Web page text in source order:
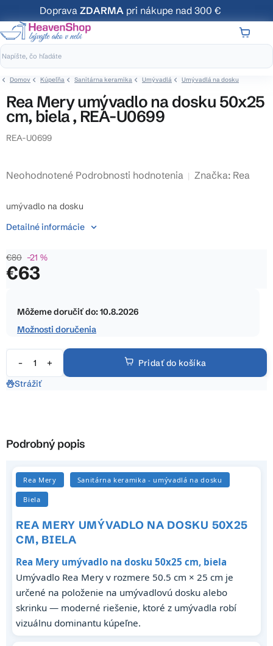
na
obsah
Doprava ZDARMA pri nákupe nad 300 €
Domov Kúpeľňa Sanitárna keramika Umývadlá Umývadlá na dosku
Rea Mery umývadlo na dosku 50x25
cm, biela , REA-U0699
REA-U0699
Priemerné
produktu
0,0
5
hviezdičiek.
Neohodnotené Podrobnosti hodnotenia Značka: Rea
€80 –21 %
€63
cena:
Môžeme doručiť do:10.8.2026
Možnosti doručenia
Pridať do košíka
umývadlo na dosku
Detailné informácie
Strážiť
Podrobný popis
Rea Mery Sanitárna keramika - umývadlá na dosku
Biela
REA MERY UMÝVADLO NA DOSKU 50X25
CM, BIELA
Rea Mery umývadlo na dosku 50x25 cm, biela
Umývadlo Rea Mery v rozmere 50.5 cm × 25 cm je
určené na položenie na umývadlovú dosku alebo
skrinku — moderné riešenie, ktoré z umývadla robí
vizuálnu dominantu kúpeľne.